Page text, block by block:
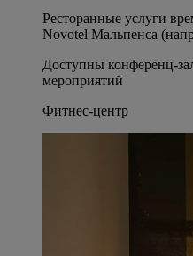
Ресторанные услуги
Novotel Мальпенса
Доступны конференц-
мероприятий
Фитнес-центр